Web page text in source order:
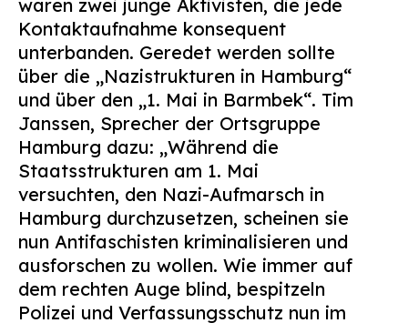
waren zwei junge Aktivisten, die jede
Kontaktaufnahme konsequent
unterbanden. Geredet werden sollte
über die „Nazistrukturen in Hamburg“
und über den „1. Mai in Barmbek“. Tim
Janssen, Sprecher der Ortsgruppe
Hamburg dazu: „Während die
Staatsstrukturen am 1. Mai
versuchten, den Nazi-Aufmarsch in
Hamburg durchzusetzen, scheinen sie
nun Antifaschisten kriminalisieren und
ausforschen zu wollen. Wie immer auf
dem rechten Auge blind, bespitzeln
Polizei und Verfassungsschutz nun im